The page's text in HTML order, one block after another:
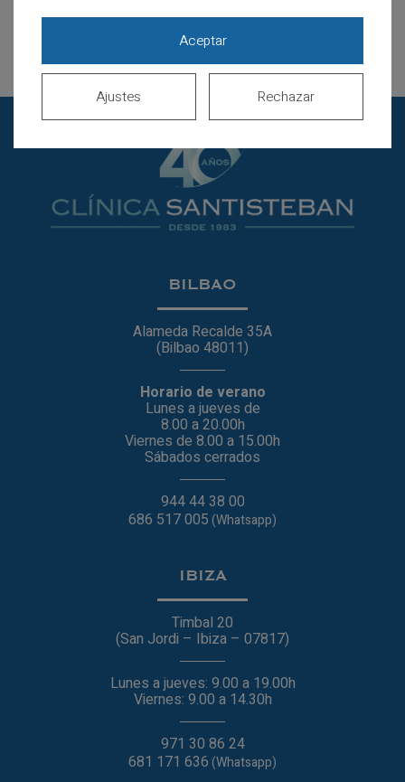
Volver al equipo
BILBAO
Alameda Recalde 35A
(Bilbao 48011)
Horario de verano
Lunes a jueves de
8.00 a 20.00h
Viernes de 8.00 a 15.00h
Sábados cerrados
944 44 38 00
686 517 005(Whatsapp)
IBIZA
Timbal 20
(San Jordi – Ibiza – 07817)
Lunes a jueves: 9.00 a 19.00h
Viernes: 9.00 a 14.30h
971 30 86 24
681 171 636(Whatsapp)
Aceptar
Rechazar
Ajustes